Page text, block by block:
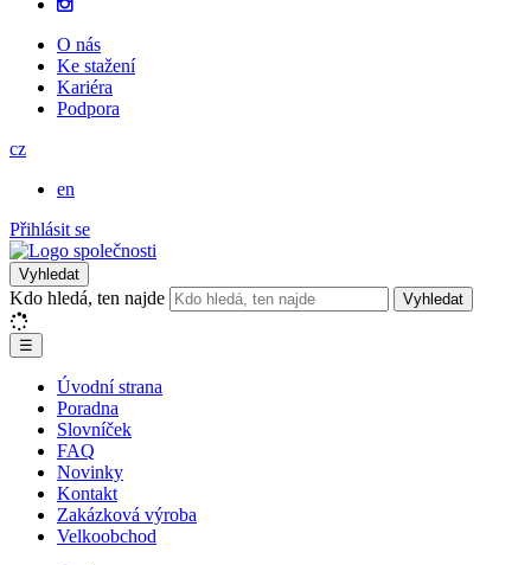
O nás
Ke stažení
Kariéra
Podpora
cz
en
Přihlásit se
Vyhledat
Kdo hledá, ten najde Vyhledat
☰
Úvodní strana
Poradna
Slovníček
FAQ
Novinky
Kontakt
Zakázková výroba
Velkoobchod